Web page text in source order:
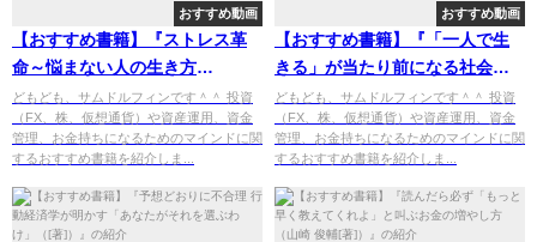
おすすめ動画
【おすすめ書籍】『ストレス革
命～悩まない人の生き方
（Testosterone[著], 福島モンタ
[イラスト]）』の紹介
どもども、サムドルフィンです＾＾ 投資
（FX、株、仮想通貨）や資産運用、資金
管理、お金持ちになるためのマインドに関
するおすすめ書籍を紹介しま...
おすすめ動画
【おすすめ書籍】『「一人で生
きる」が当たり前になる社会
（荒川 和久[著], 中野 信子
[著]）』の紹介
どもども、サムドルフィンです＾＾ 投資
（FX、株、仮想通貨）や資産運用、資金
管理、お金持ちになるためのマインドに関
するおすすめ書籍を紹介しま...